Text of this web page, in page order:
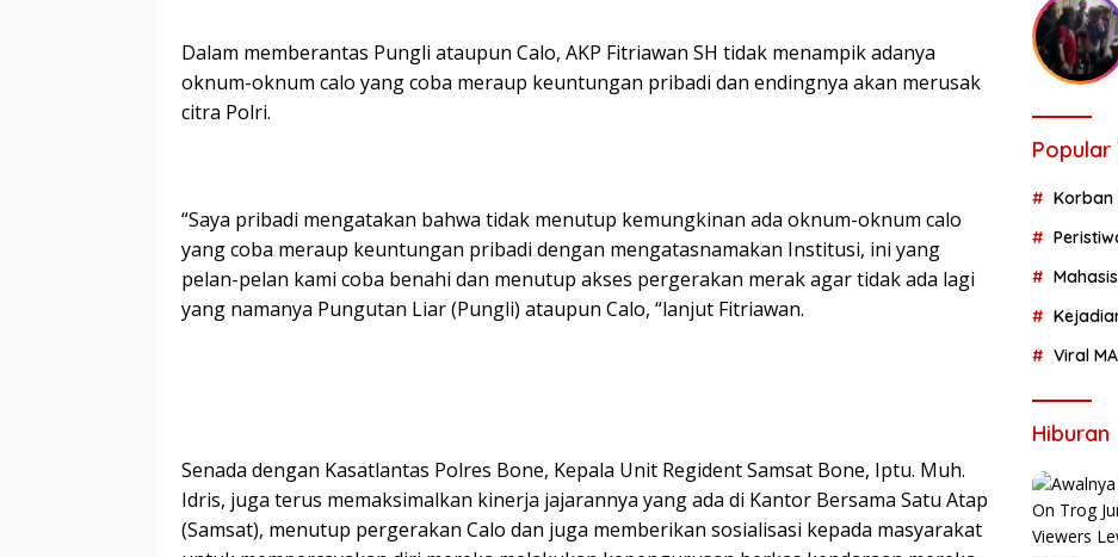
Dalam memberantas Pungli ataupun Calo, AKP Fitriawan SH tidak menampik adanya
oknum-oknum calo yang coba meraup keuntungan pribadi dan endingnya akan merusak
citra Polri.
“Saya pribadi mengatakan bahwa tidak menutup kemungkinan ada oknum-oknum calo
yang coba meraup keuntungan pribadi dengan mengatasnamakan Institusi, ini yang
pelan-pelan kami coba benahi dan menutup akses pergerakan merak agar tidak ada lagi
yang namanya Pungutan Liar (Pungli) ataupun Calo, “lanjut Fitriawan.
Senada dengan Kasatlantas Polres Bone, Kepala Unit Regident Samsat Bone, Iptu. Muh.
Idris, juga terus memaksimalkan kinerja jajarannya yang ada di Kantor Bersama Satu Atap
(Samsat), menutup pergerakan Calo dan juga memberikan sosialisasi kepada masyarakat
Popular
Korban
Viral
Hiburan